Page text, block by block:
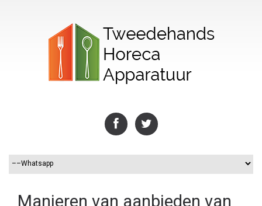
Manieren van aanbieden van